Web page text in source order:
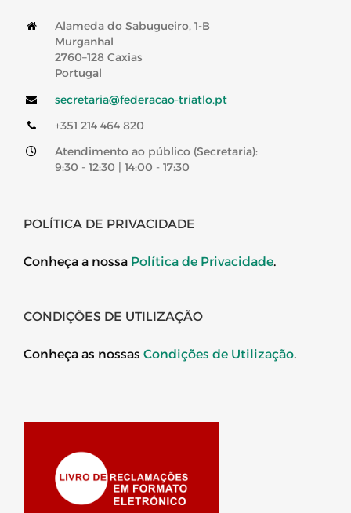
Alameda do Sabugueiro, 1-B
Murganhal
2760–128 Caxias
Portugal
secretaria@federacao-triatlo.pt
+351 214 464 820
Atendimento ao público (Secretaria):
9:30 - 12:30 | 14:00 - 17:30
POLÍTICA DE PRIVACIDADE
Conheça a nossa Política de Privacidade.
CONDIÇÕES DE UTILIZAÇÃO
Conheça as nossas Condições de Utilização.